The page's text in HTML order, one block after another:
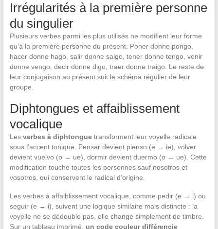
Irrégularités à la première personne
du singulier
Plusieurs verbes parmi les plus utilisés ne modifient leur forme
qu’à la première personne du présent. Poner donne pongo,
hacer donne hago, salir donne salgo, tener donne tengo, venir
donne vengo, decir donne digo, traer donne traigo. Le reste de
leur conjugaison au présent suit le schéma régulier de leur
groupe.
Diphtongues et affaiblissement
vocalique
Les verbes à diphtonguetransforment leur voyelle radicale
sous l’accent tonique. Pensar devient pienso (e → ie), volver
devient vuelvo (o → ue), dormir devient duermo (o → ue). Cette
modification touche toutes les personnes sauf nosotros et
vosotros, qui conservent le radical d’origine.
Les verbes à affaiblissement vocalique, comme pedir (e → i) ou
seguir (e → i), suivent une logique similaire mais distincte : la
voyelle ne se dédouble pas, elle change simplement de timbre.
Sur un tableau imprimé, un code couleur différencie